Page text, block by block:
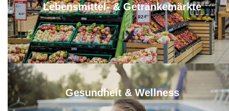
Lebensmittel- & Getränkemärkte
2 x
Gesundheit & Wellness